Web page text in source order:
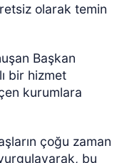
olarak temin
Başkan
bir hizmet
kurumlara
çoğu zaman
bu